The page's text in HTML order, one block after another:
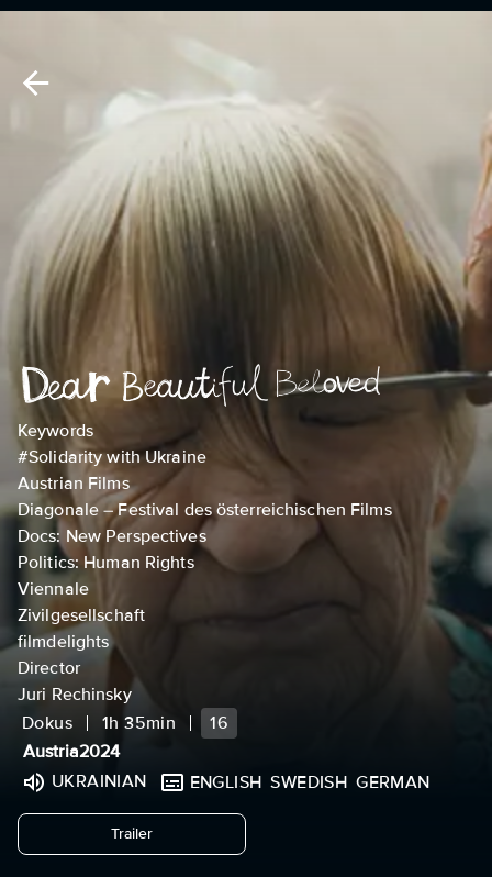
Keywords
#Solidarity with Ukraine
Austrian Films
Diagonale – Festival des österreichischen Films
Docs: New Perspectives
Politics: Human Rights
Viennale
Zivilgesellschaft
filmdelights
Director
Juri Rechinsky
Dokus
1h 35min
16
Austria2024
UKRAINIAN
ENGLISH SWEDISH GERMAN
Trailerundefined